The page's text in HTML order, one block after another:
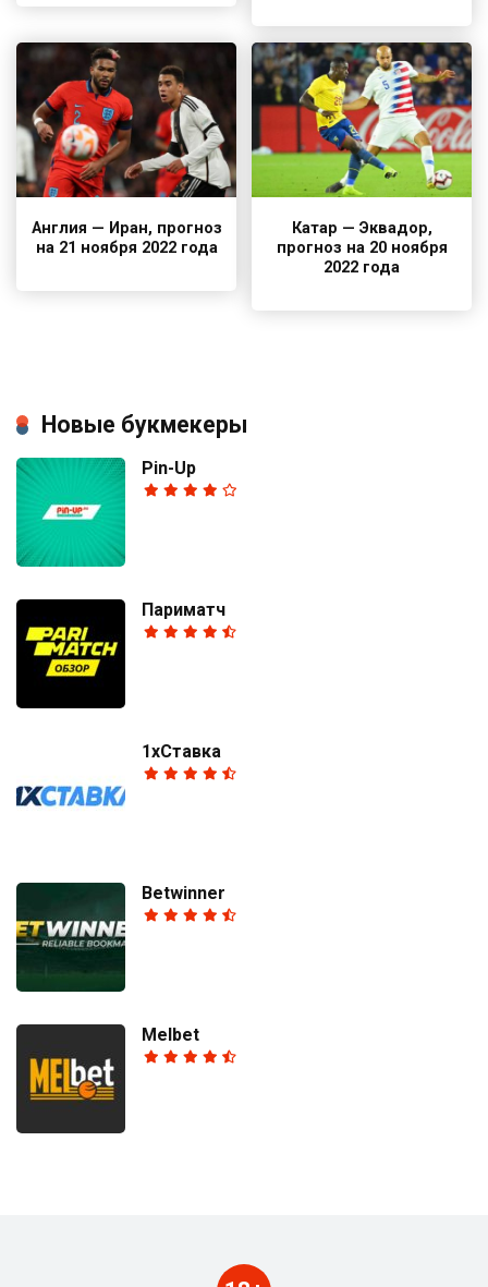
Англия — Иран, прогноз
на 21 ноября 2022 года
Катар — Эквадор,
прогноз на 20 ноября
2022 года
Новые букмекеры
Pin-Up
Париматч
1хСтавка
Betwinner
Melbet